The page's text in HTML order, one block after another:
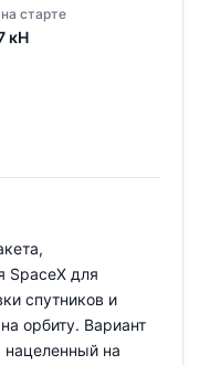
старте
кН
SpaceX для
спутников и
орбиту. Вариант
на